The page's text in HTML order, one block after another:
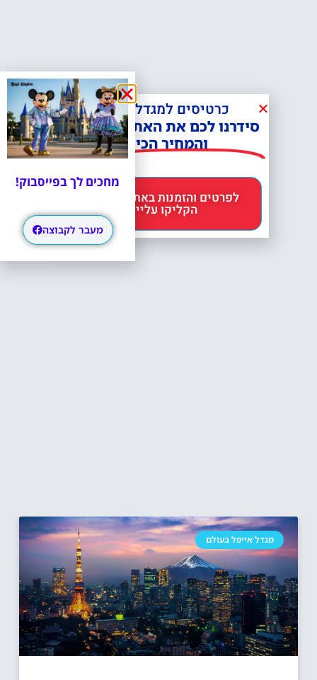
מגדל אייפל בעולם
כרטיסים למגדל אייפל?
סידרנו לכם את האתר הכי אמין -
והמחיר הכי זול!
הקליקו עליי 😊
מחכים לך בפייסבוק!
מעבר לקבוצה